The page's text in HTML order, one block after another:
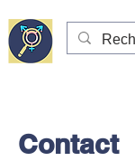
Contact